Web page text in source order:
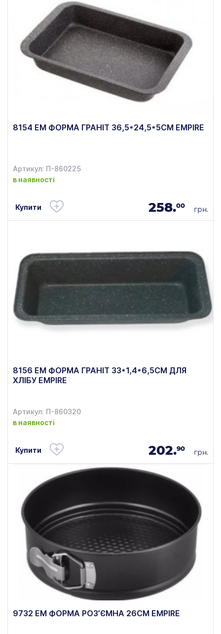
8154 ЕМ ФОРМА ГРАНІТ 36,5*24,5*5СМ EMPIRE
Артикул: П-860225
в наявності
Купити 258.00 грн.
8156 ЕМ ФОРМА ГРАНІТ 33*1,4*6,5СМ ДЛЯ
ХЛІБУ EMPIRE
Артикул: П-860320
в наявності
Купити 202.90 грн.
9732 ЕМ ФОРМА РОЗ’ЄМНА 26СМ EMPIRE